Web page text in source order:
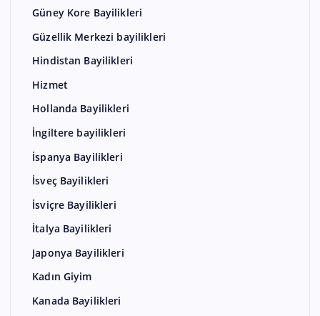
Güney Kore Bayilikleri
Güzellik Merkezi bayilikleri
Hindistan Bayilikleri
Hizmet
Hollanda Bayilikleri
İngiltere bayilikleri
İspanya Bayilikleri
İsveç Bayilikleri
İsviçre Bayilikleri
İtalya Bayilikleri
Japonya Bayilikleri
Kadın Giyim
Kanada Bayilikleri